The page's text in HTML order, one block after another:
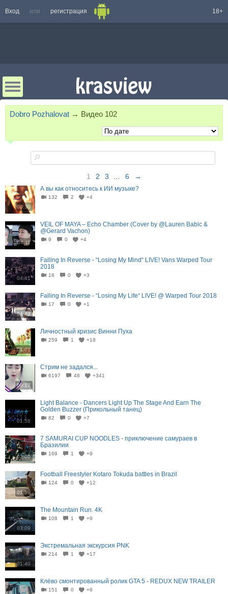
Вход или регистрация 18+
Dobro Pozhalovat → Видео 102
1 2 3 6 →
00:30
А вы как относитесь к ИИ музыке?
132 2 +4
04:11
VEIL OF MAYA – Echo Chamber (Cover by @Lauren Babic &
@Gerard Vachon)
9 0 +4
04:41
Falling In Reverse - “Losing My Mind“ LIVE! Vans Warped Tour
2018
18 0 +3
04:49
Falling In Reverse - “Losing My Life“ LIVE! @ Warped Tour 2018
17 0 +1
01:01
Личностный кризис Винни Пуха
259 1 +18
00:17
Стрим не задался...
6197 48 +341
01:58
Light Balance - Dancers Light Up The Stage And Earn The
Golden Buzzer (Прикольный танец)
82 0 +7
02:00
7 SAMURAI CUP NOODLES - приключение самураев в
Бразилии
169 1 +9
01:59
Football Freestyler Kotaro Tokuda battles in Brazil
124 0 +12
03:09
The Mountain Run. 4K
108 1 +9
01:40
Экстремальная экскурсия PNK
214 1 +17
Клёво смонтированный ролик GTA 5 - REDUX NEW TRAILER
151 0 +8